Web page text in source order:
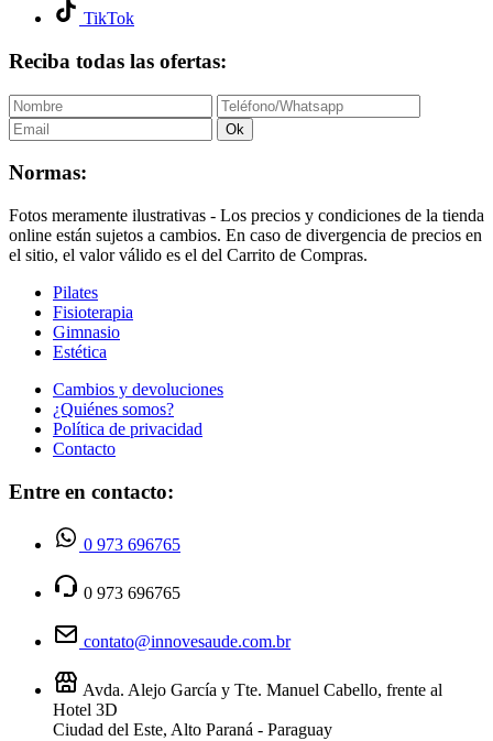
TikTok
Reciba todas las ofertas:
Ok
Normas:
Fotos meramente ilustrativas - Los precios y condiciones de la tienda
online están sujetos a cambios. En caso de divergencia de precios en
el sitio, el valor válido es el del Carrito de Compras.
Pilates
Fisioterapia
Gimnasio
Estética
Cambios y devoluciones
¿Quiénes somos?
Política de privacidad
Contacto
Entre en contacto:
0 973 696765
0 973 696765
contato@innovesaude.com.br
Avda. Alejo García y Tte. Manuel Cabello, frente al
Hotel 3D
Ciudad del Este, Alto Paraná - Paraguay